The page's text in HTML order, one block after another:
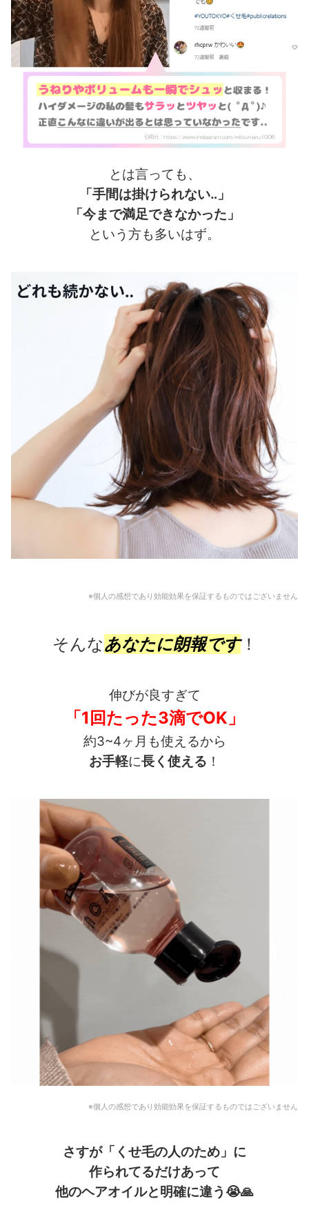
とは言っても、
「手間は掛けられない‥」
「今まで満足できなかった」
という方も多いはず。
※個人の感想であり効能効果を保証するものではございません
そんなあなたに朗報です！
伸びが良すぎて
「1回たった3滴でOK」
約3~4ヶ月も使えるから
お手軽に長く使える ！
※個人の感想であり効能効果を保証するものではございません
さすが「くせ毛の人のため」に
作られてるだけあって
他のヘアオイルと明確に違う 😭🙏